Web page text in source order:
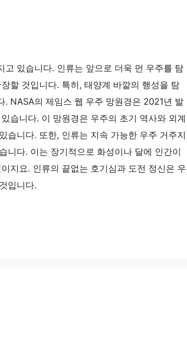
있습니다. 인류는 앞으로 더욱 먼 우주를 탐
할 것입니다. 특히, 태양계 바깥의 행성을 탐
NASA의 제임스 웹 우주 망원경은 2021년 발
습니다. 이 망원경은 우주의 초기 역사와 외계
습니다. 또한, 인류는 지속 가능한 우주 거주지
니다. 이는 장기적으로 화성이나 달에 인간이
지요. 인류의 끝없는 호기심과 도전 정신은 우
입니다.